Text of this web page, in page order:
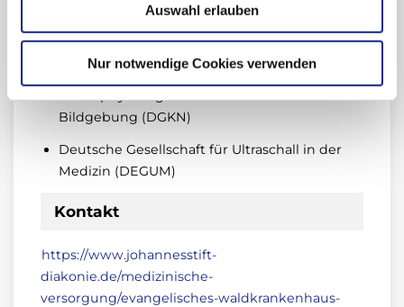
Auswahl erlauben
Nur notwendige Cookies verwenden
Berliner Gesellschaft für Psychiatrie und
Neurologie (BGPN)
Deutsche Gesellschaft für Klinische
Bildgebung (DGKN)
Deutsche Gesellschaft für Ultraschall in der
Medizin (DEGUM)
Kontakt
https://www.johannesstift-
diakonie.de/medizinische-
versorgung/evangelisches-waldkrankenhaus-